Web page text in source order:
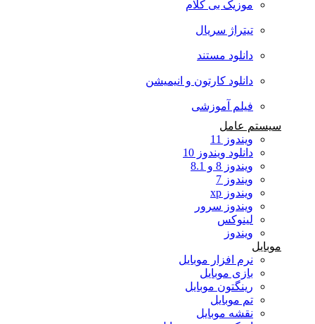
موزیک بی کلام
تیتراژ سریال
دانلود مستند
دانلود کارتون و انیمیشن
فیلم آموزشی
سیستم عامل
ویندوز 11
دانلود ویندوز 10
ویندوز 8 و 8.1
ویندوز 7
ویندوز xp
ویندوز سرور
لینوکس
ویندوز
موبایل
نرم افزار موبایل
بازی موبایل
رینگتون موبایل
تم موبایل
نقشه موبایل